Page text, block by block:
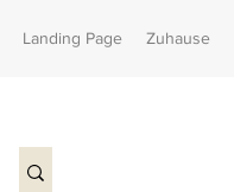
Landing Page Zuhause